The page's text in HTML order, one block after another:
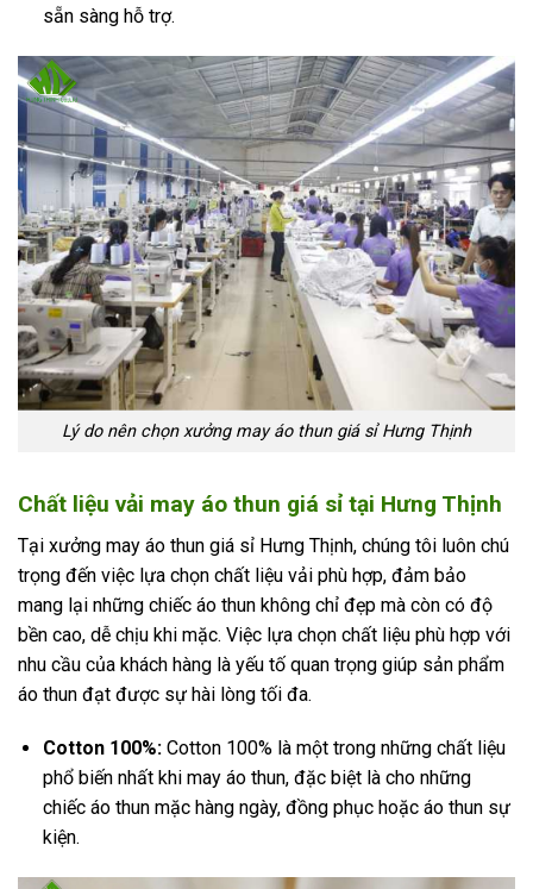
sẵn sàng hỗ trợ.
Lý do nên chọn xưởng may áo thun giá sỉ Hưng Thịnh
Chất liệu vải may áo thun giá sỉ tại Hưng Thịnh
Tại xưởng may áo thun giá sỉ Hưng Thịnh, chúng tôi luôn chú
trọng đến việc lựa chọn chất liệu vải phù hợp, đảm bảo
mang lại những chiếc áo thun không chỉ đẹp mà còn có độ
bền cao, dễ chịu khi mặc. Việc lựa chọn chất liệu phù hợp với
nhu cầu của khách hàng là yếu tố quan trọng giúp sản phẩm
áo thun đạt được sự hài lòng tối đa.
Cotton 100%: Cotton 100% là một trong những chất liệu
phổ biến nhất khi may áo thun, đặc biệt là cho những
chiếc áo thun mặc hàng ngày, đồng phục hoặc áo thun sự
kiện.